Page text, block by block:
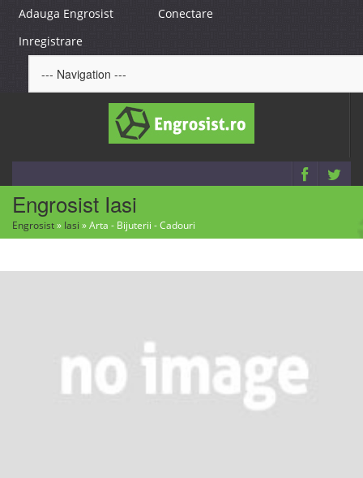
Adauga Engrosist
Conectare
Inregistrare
Engrosist Iasi
Engrosist» Iasi »Arta - Bijuterii - Cadouri